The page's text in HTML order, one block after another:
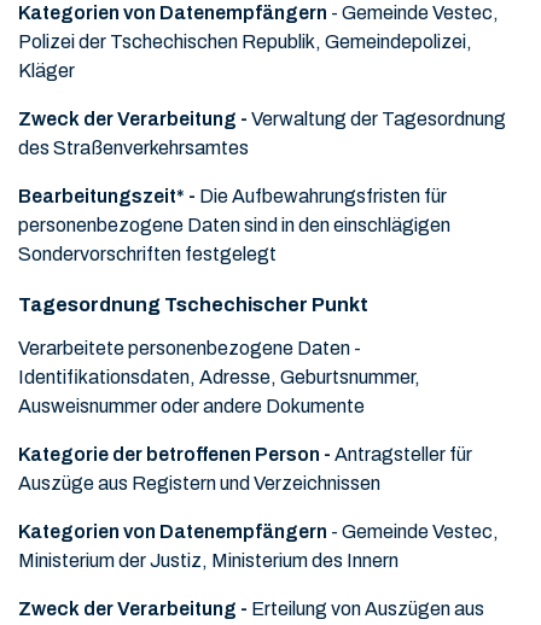
Kategorien von Datenempfängern - Gemeinde Vestec,
Polizei der Tschechischen Republik, Gemeindepolizei,
Kläger
Zweck der Verarbeitung - Verwaltung der Tagesordnung
des Straßenverkehrsamtes
Bearbeitungszeit* - Die Aufbewahrungsfristen für
personenbezogene Daten sind in den einschlägigen
Sondervorschriften festgelegt
Tagesordnung Tschechischer Punkt
Verarbeitete personenbezogene Daten -
Identifikationsdaten, Adresse, Geburtsnummer,
Ausweisnummer oder andere Dokumente
Kategorie der betroffenen Person - Antragsteller für
Auszüge aus Registern und Verzeichnissen
Kategorien von Datenempfängern - Gemeinde Vestec,
Ministerium der Justiz, Ministerium des Innern
Zweck der Verarbeitung - Erteilung von Auszügen aus